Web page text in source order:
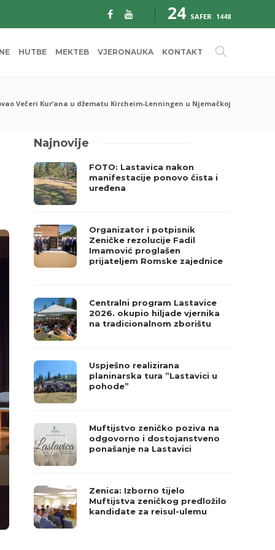
24 SAFER 1448
HUTBE MEKTEB VJERONAUKA KONTAKT
Večeri Kur’ana u džematu Kircheim-Lenningen u Njemačkoj
Najnovije
FOTO: Lastavica nakon
manifestacije ponovo čista i
uređena
Organizator i potpisnik
Zeničke rezolucije Fadil
Imamović proglašen
prijateljem Romske zajednice
Centralni program Lastavice
2026. okupio hiljade vjernika
na tradicionalnom zborištu
Uspješno realizirana
planinarska tura ”Lastavici u
pohode”
Muftijstvo zeničko poziva na
odgovorno i dostojanstveno
ponašanje na Lastavici
Zenica: Izborno tijelo
Muftijstva zeničkog predložilo
kandidate za reisul-ulemu